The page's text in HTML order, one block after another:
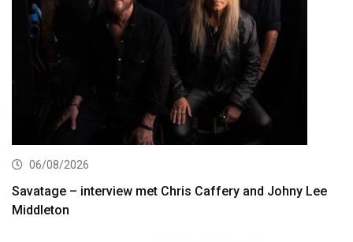
06/08/2026
Savatage – interview met Chris Caffery and Johny Lee
Middleton